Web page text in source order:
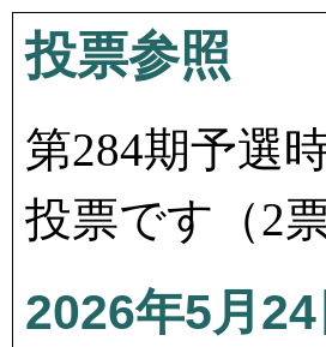
投票参照
第284期予選
投票です（2票
2026年5月